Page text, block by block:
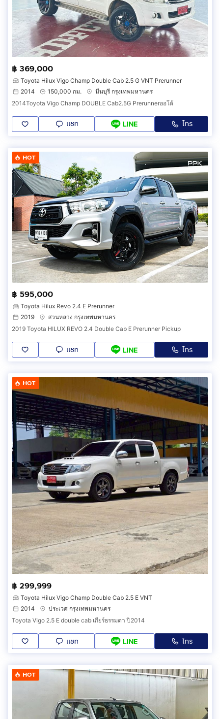
฿ 369,000
Toyota Hilux Vigo Champ Double Cab 2.5 G VNT Prerunner
2014
150,000 กม.
มีนบุรี กรุงเทพมหานคร
2014Toyota Vigo Champ DOUBLE Cab2.5G Prerunnerออโต้
แชท LINE โทร
HOT
฿ 595,000
Toyota Hilux Revo 2.4 E Prerunner
2019
สวนหลวง กรุงเทพมหานคร
2019 Toyota HILUX REVO 2.4 Double Cab E Prerunner Pickup
แชท LINE โทร
HOT
฿ 299,999
Toyota Hilux Vigo Champ Double Cab 2.5 E VNT
2014
ประเวศ กรุงเทพมหานคร
Toyota Vigo 2.5 E double cab เกียร์ธรรมดา ปี2014
แชท LINE โทร
HOT